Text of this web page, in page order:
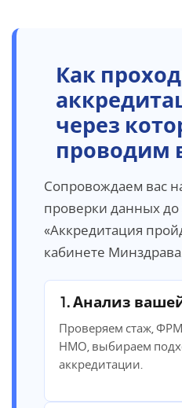
Как
через
проводим
Сопровождаем вас
проверки данных до
«Аккредитация
кабинете Минздрава.
1. Анализ
Проверяем стаж,
НМО, выбираем
аккредитации.